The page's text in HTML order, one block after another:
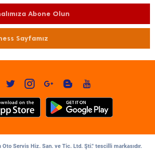
Abone Olun
Sayfamız
Servis Hiz. San. ve Tic. Ltd. Şti." tescilli markasıdır.